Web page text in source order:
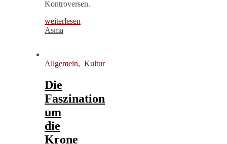
Kontroversen.
weiterlesen
Asma
Allgemein, Kultur
Die
Faszination
um
die
Krone